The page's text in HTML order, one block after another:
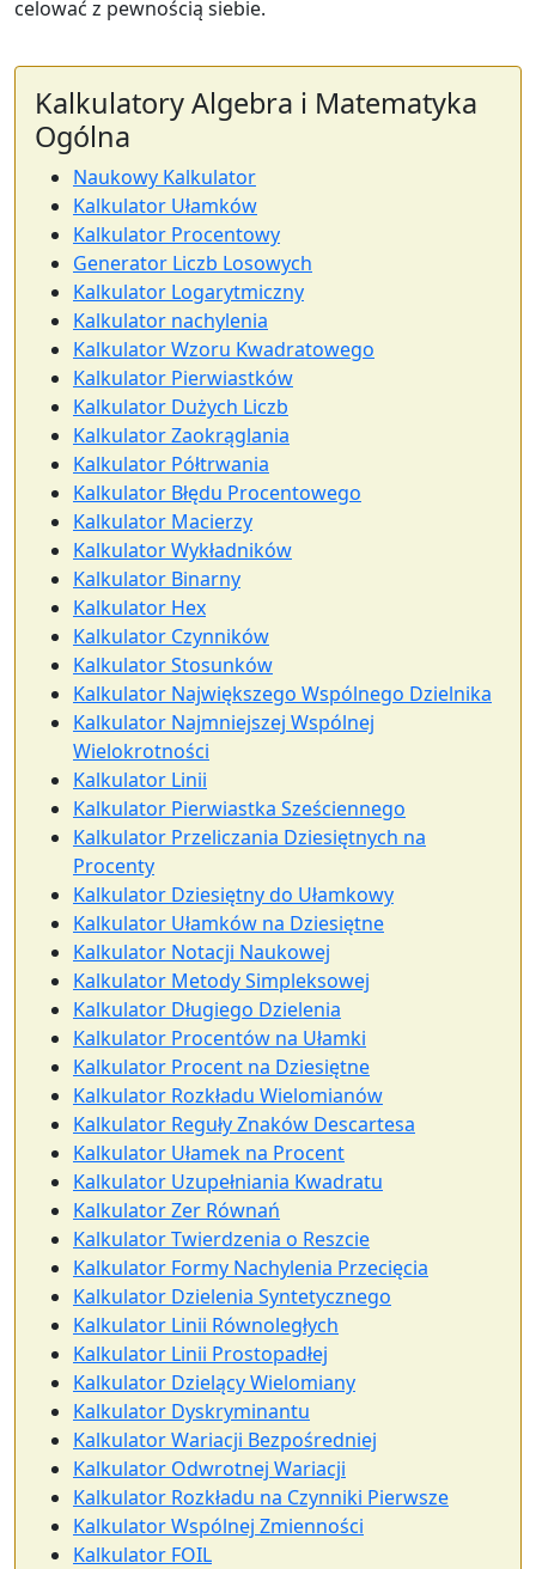
celować z pewnością siebie.
Kalkulatory Algebra i Matematyka
Ogólna
Naukowy Kalkulator
Kalkulator Ułamków
Kalkulator Procentowy
Generator Liczb Losowych
Kalkulator Logarytmiczny
Kalkulator nachylenia
Kalkulator Wzoru Kwadratowego
Kalkulator Pierwiastków
Kalkulator Dużych Liczb
Kalkulator Zaokrąglania
Kalkulator Półtrwania
Kalkulator Błędu Procentowego
Kalkulator Macierzy
Kalkulator Wykładników
Kalkulator Binarny
Kalkulator Hex
Kalkulator Czynników
Kalkulator Stosunków
Kalkulator Największego Wspólnego Dzielnika
Kalkulator Najmniejszej Wspólnej
Wielokrotności
Kalkulator Linii
Kalkulator Pierwiastka Sześciennego
Kalkulator Przeliczania Dziesiętnych na
Procenty
Kalkulator Dziesiętny do Ułamkowy
Kalkulator Ułamków na Dziesiętne
Kalkulator Notacji Naukowej
Kalkulator Metody Simpleksowej
Kalkulator Długiego Dzielenia
Kalkulator Procentów na Ułamki
Kalkulator Procent na Dziesiętne
Kalkulator Rozkładu Wielomianów
Kalkulator Reguły Znaków Descartesa
Kalkulator Ułamek na Procent
Kalkulator Uzupełniania Kwadratu
Kalkulator Zer Równań
Kalkulator Twierdzenia o Reszcie
Kalkulator Formy Nachylenia Przecięcia
Kalkulator Dzielenia Syntetycznego
Kalkulator Linii Równoległych
Kalkulator Linii Prostopadłej
Kalkulator Dzielący Wielomiany
Kalkulator Dyskryminantu
Kalkulator Wariacji Bezpośredniej
Kalkulator Odwrotnej Wariacji
Kalkulator Rozkładu na Czynniki Pierwsze
Kalkulator Wspólnej Zmienności
Kalkulator FOIL